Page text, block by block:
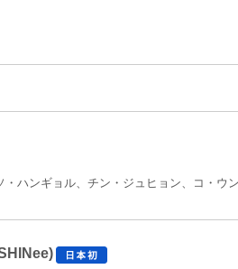
ハンギョル、チン・ジュヒョン、コ・ウ